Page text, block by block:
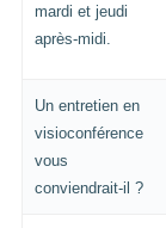
mardi et jeudi
après-midi.
Un entretien en
visioconférence
vous
conviendrait-il ?